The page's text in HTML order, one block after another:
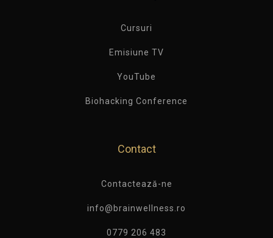
Cursuri
Emisiune TV
YouTube
Biohacking Conference
Contact
Contactează-ne
info@brainwellness.ro
0779 206 483